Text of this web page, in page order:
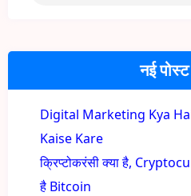
नई
Digital Marketing Kya
Kaise Kare
क्रिप्टोकरंसी क्या है,
है Bitcoin